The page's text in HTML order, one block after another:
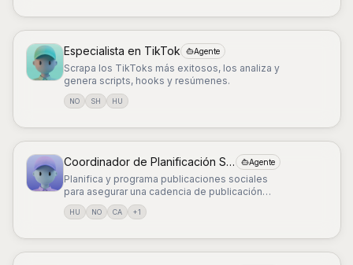
Especialista en TikTok Agente
Scrapa los TikToks más exitosos, los analiza y
genera scripts, hooks y resúmenes.
NO SH HU
Coordinador de Planificación Social Agente
Planifica y programa publicaciones sociales
para asegurar una cadencia de publicación
consistente.
HU NO CA +1